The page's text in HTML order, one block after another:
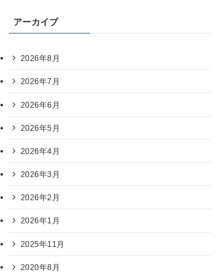
アーカイブ
2026年8月
2026年7月
2026年6月
2026年5月
2026年4月
2026年3月
2026年2月
2026年1月
2025年11月
2020年8月